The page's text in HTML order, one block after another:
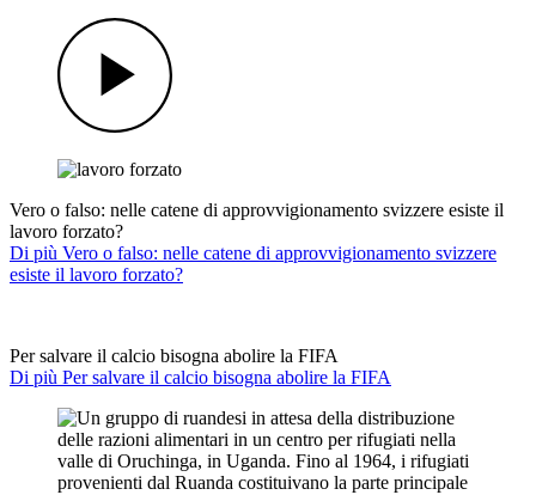
Vero o falso: nelle catene di approvvigionamento svizzere esiste il
lavoro forzato?
Di più Vero o falso: nelle catene di approvvigionamento svizzere
esiste il lavoro forzato?
Per salvare il calcio bisogna abolire la FIFA
Di più Per salvare il calcio bisogna abolire la FIFA